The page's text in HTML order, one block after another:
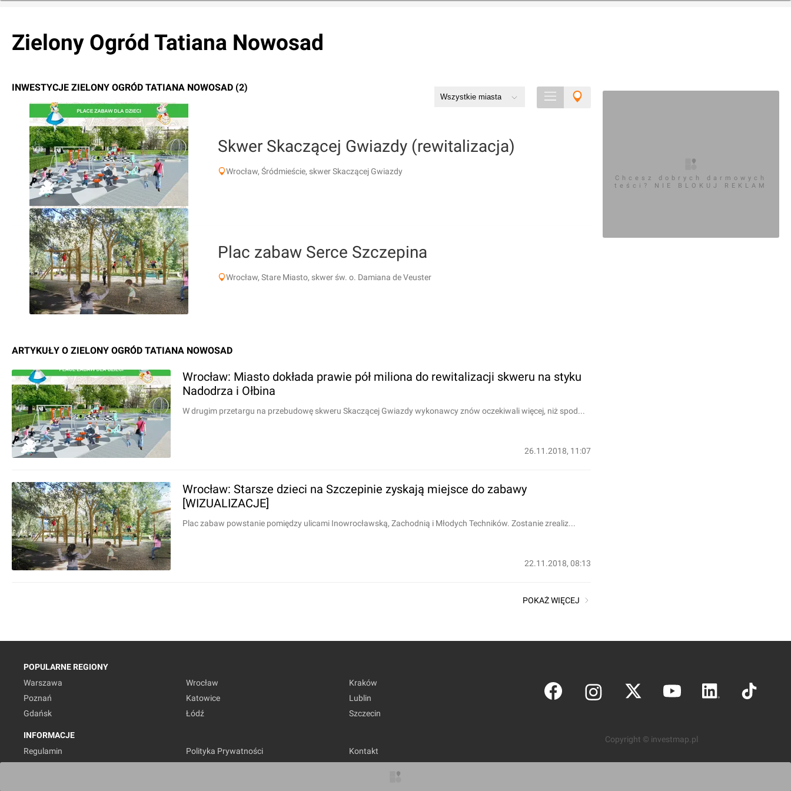
Zielony Ogród Tatiana Nowosad
INWESTYCJE ZIELONY OGRÓD TATIANA NOWOSAD (2)
Skwer Skaczącej Gwiazdy (rewitalizacja)
Wrocław, Śródmieście, skwer Skaczącej Gwiazdy
Plac zabaw Serce Szczepina
Wrocław, Stare Miasto, skwer św. o. Damiana de Veuster
ARTYKUŁY O ZIELONY OGRÓD TATIANA NOWOSAD
Wrocław: Miasto dokłada prawie pół miliona do rewitalizacji skweru na styku
Nadodrza i Ołbina
W drugim przetargu na przebudowę skweru Skaczącej Gwiazdy wykonawcy znów oczekiwali więcej, niż spod...
26.11.2018, 11:07
Wrocław: Starsze dzieci na Szczepinie zyskają miejsce do zabawy
[WIZUALIZACJE]
Plac zabaw powstanie pomiędzy ulicami Inowrocławską, Zachodnią i Młodych Techników. Zostanie zrealiz...
22.11.2018, 08:13
POKAŻ WIĘCEJ
Chcesz dobrych darmowych
teści? NIE BLOKUJ REKLAM
POPULARNE REGIONY
Warszawa
Wrocław
Kraków
Poznań
Katowice
Lublin
Gdańsk
Łódź Szczecin
INFORMACJE
Regulamin
Polityka Prywatności
Kontakt
Copyright © investmap.pl